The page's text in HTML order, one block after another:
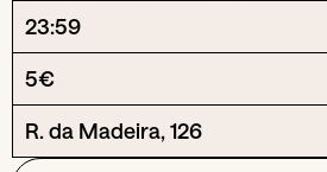
23:59
5€
R. da Madeira, 126